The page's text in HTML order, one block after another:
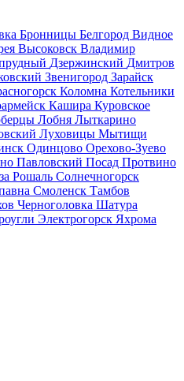
Бронницы Белгород Видное
Высоковск Владимир
Дзержинский Дмитров
Звенигород Зарайск
Коломна Котельники
Кашира Куровское
Лобня Лыткарино
Луховицы Мытищи
Одинцово Орехово-Зуево
Павловский Посад Протвино
Рошаль Солнечногорск
Смоленск Тамбов
Черноголовка Шатура
Электрогорск Яхрома